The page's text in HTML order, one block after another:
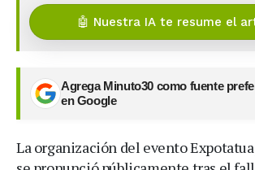
🤖 Nuestra IA te resume el
Agrega Minuto30 como fuente
en Google
La organización del evento